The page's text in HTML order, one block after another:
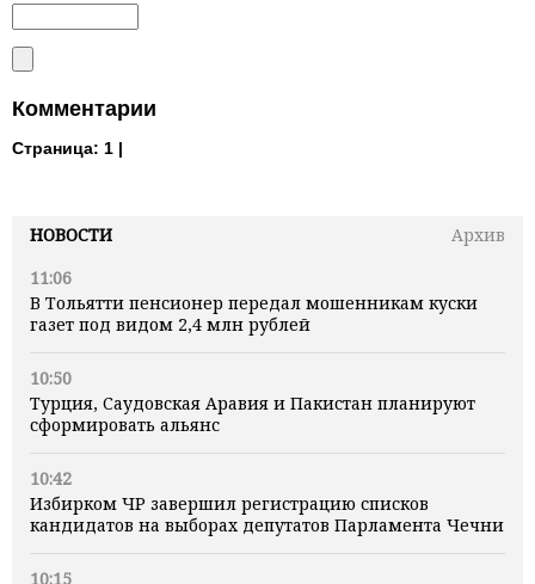
НОВОСТИ
Архив
11:06
В Тольятти пенсионер передал мошенникам куски
газет под видом 2,4 млн рублей
10:50
Турция, Саудовская Аравия и Пакистан планируют
сформировать альянс
10:42
Избирком ЧР завершил регистрацию списков
кандидатов на выборах депутатов Парламента Чечни
10:15
Комментарии
Страница: 1 |